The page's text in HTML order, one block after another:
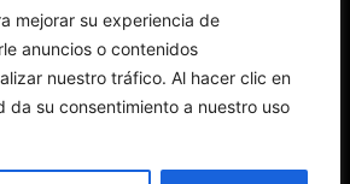
mejorar su experiencia de
anuncios o contenidos
nuestro tráfico. Al hacer clic en
da su consentimiento a nuestro uso
la Iglesia católica y la sociedad